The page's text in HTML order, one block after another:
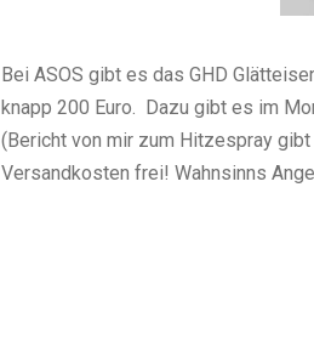
Bei ASOS gibt es das GHD
knapp 200 Euro. Dazu gibt es im
(Bericht von mir zum Hitzespray
Versandkosten frei! Wahnsinns